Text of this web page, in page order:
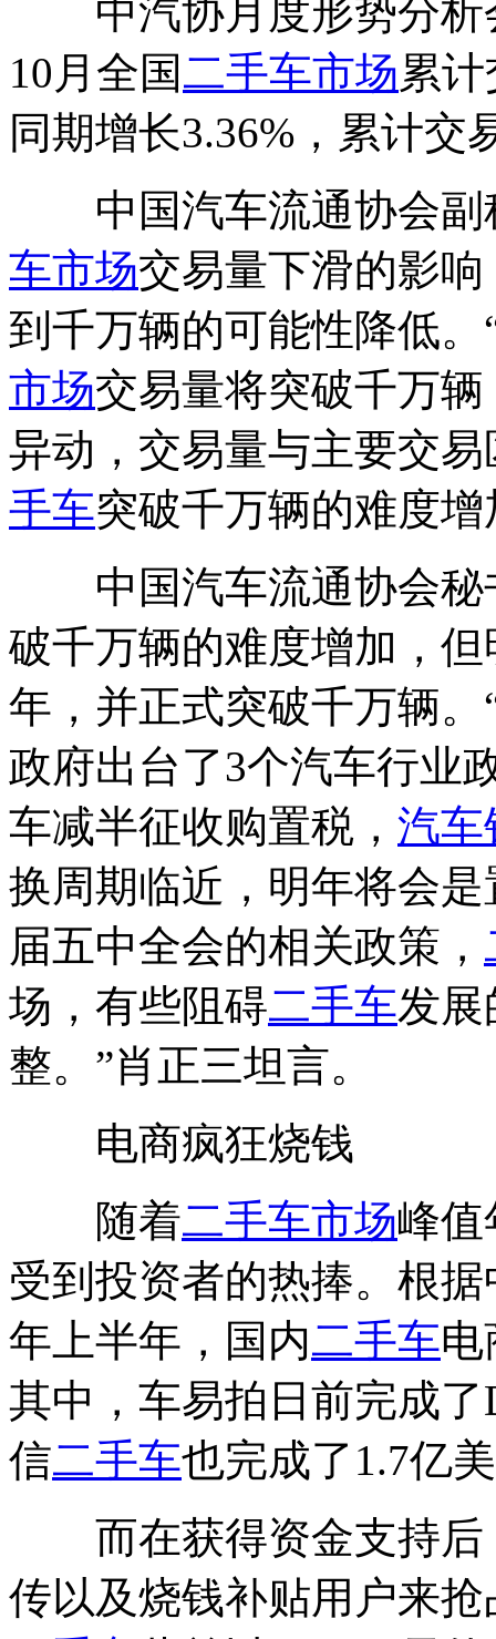
中汽协月度形势分析
10月全国二手车市场累
同期增长3.36%，累计交
中国汽车流通协会副
车市场交易量下滑的影响
到千万辆的可能性降低
市场交易量将突破千万
异动，交易量与主要交
手车突破千万辆的难度
中国汽车流通协会秘
破千万辆的难度增加，但
年，并正式突破千万辆
政府出台了3个汽车行业
车减半征收购置税， 汽车
换周期临近，明年将会
届五中全会的相关政策，
场，有些阻碍二手车发展
整。”肖正三坦言。
电商疯狂烧钱
随着二手车市场峰值
受到投资者的热捧。根
年上半年，国内二手车电
其中，车易拍日前完成
信二手车也完成了1.7亿
而在获得资金支持后
传以及烧钱补贴用户来